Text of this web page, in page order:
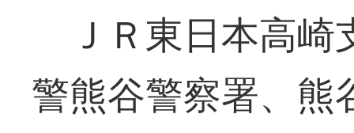
ＪＲ東日本高崎
警熊谷警察署、熊